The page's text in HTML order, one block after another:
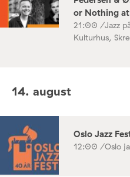
or Nothing
21:00 /Jazz
Kulturhus,
14. august
Oslo Jazz
12:00 /Oslo